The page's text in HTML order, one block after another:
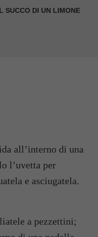
SUCCO DI UN LIMONE
l’uvetta per
e asciugatela.
a pezzettini;